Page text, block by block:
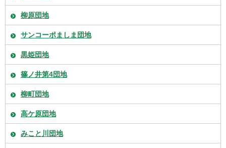
柳原団地
サンコーポましま団地
黒姫団地
篠ノ井第4団地
柳町団地
高ケ原団地
みこと川団地